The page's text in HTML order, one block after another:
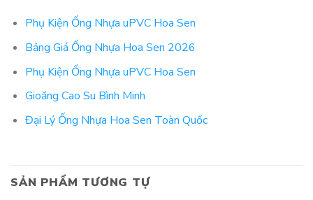
Phụ Kiện Ống Nhựa uPVC Hoa Sen
Bảng Giá Ống Nhựa Hoa Sen 2026
Phụ Kiện Ống Nhựa uPVC Hoa Sen
Gioăng Cao Su Bình Minh
Đại Lý Ống Nhựa Hoa Sen Toàn Quốc
SẢN PHẨM TƯƠNG TỰ